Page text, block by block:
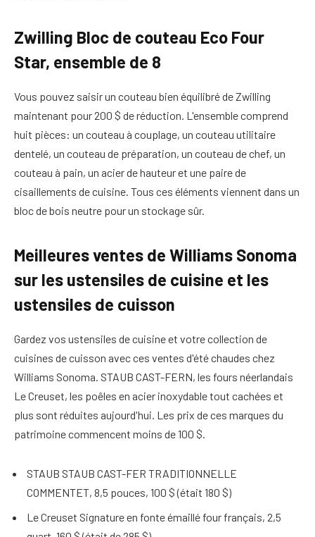
Zwilling Bloc de couteau Eco Four
Star, ensemble de 8
Vous pouvez saisir un couteau bien équilibré de Zwilling
maintenant pour 200 $ de réduction. L'ensemble comprend
huit pièces: un couteau à couplage, un couteau utilitaire
dentelé, un couteau de préparation, un couteau de chef, un
couteau à pain, un acier de hauteur et une paire de
cisaillements de cuisine. Tous ces éléments viennent dans un
bloc de bois neutre pour un stockage sûr.
Meilleures ventes de Williams Sonoma
sur les ustensiles de cuisine et les
ustensiles de cuisson
Gardez vos ustensiles de cuisine et votre collection de
cuisines de cuisson avec ces ventes d'été chaudes chez
Williams Sonoma. STAUB CAST-FERN, les fours néerlandais
Le Creuset, les poêles en acier inoxydable tout cachées et
plus sont réduites aujourd'hui. Les prix de ces marques du
patrimoine commencent moins de 100 $.
STAUB STAUB CAST-FER TRADITIONNELLE
COMMENTET, 8,5 pouces, 100 $ (était 180 $)
Le Creuset Signature en fonte émaillé four français, 2,5